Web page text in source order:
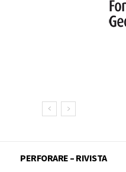
PERFORARE – RIVISTA